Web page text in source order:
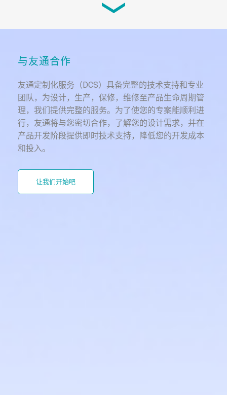
与友通合作
友通定制化服务（DCS）具备完整的技术支持和专业
团队，为设计，生产，保修，维修至产品生命周期管
理，我们提供完整的服务。为了使您的专案能顺利进
行，友通将与您密切合作，了解您的设计需求，并在
产品开发阶段提供即时技术支持，降低您的开发成本
和投入。
让我们开始吧